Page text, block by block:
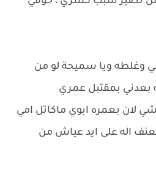
وغلطه ويا سميحة لو من
بعدني بمقتبل عمري
لان بعمره ابوي ماكاتل امي
اله على ايد عياش من